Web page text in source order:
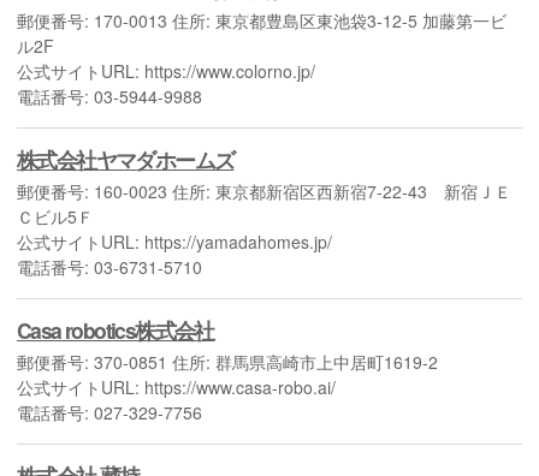
郵便番号: 170-0013 住所: 東京都豊島区東池袋3-12-5 加藤第一ビ
ル2F
公式サイトURL: https://www.colorno.jp/
電話番号: 03-5944-9988
株式会社ヤマダホームズ
郵便番号: 160-0023 住所: 東京都新宿区西新宿7-22-43 新宿ＪＥ
Ｃビル5Ｆ
公式サイトURL: https://yamadahomes.jp/
電話番号: 03-6731-5710
Casa robotics株式会社
郵便番号: 370-0851 住所: 群馬県高崎市上中居町1619-2
公式サイトURL: https://www.casa-robo.ai/
電話番号: 027-329-7756